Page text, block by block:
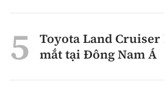
Toyota Land
mắt tại Đông Nam Á